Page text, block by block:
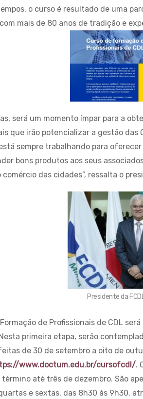
o curso é resultado de uma
mais de 80 anos de tradição e
será um momento ímpar para a
que irão potencializar a gestão das
sempre trabalhando para
bons produtos aos seus
das cidades”, ressalta o
Presidente da
de Profissionais de CDL
primeira etapa, serão
de 30 de setembro a oito de
www.doctum.edu.br/cursofcdl/.
término até três de dezembro. São
e sextas, das 8h30 às 9h30,